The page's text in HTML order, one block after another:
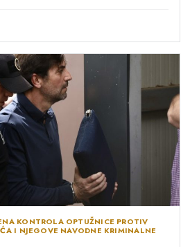
KONTROLA OPTUŽNICE PROTIV
I NJEGOVE NAVODNE KRIMINALNE